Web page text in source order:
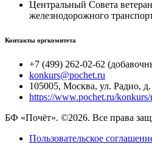
Центральный Совета
железнодорожного
Контакты оргкомитета
+7 (499) 262-02-62
konkurs@pochet.ru
105005, Москва, ул. Радио, д.
https://www.pochet.ru/konkurs/
БФ «Почёт». ©2026. Все права
Пользовательское